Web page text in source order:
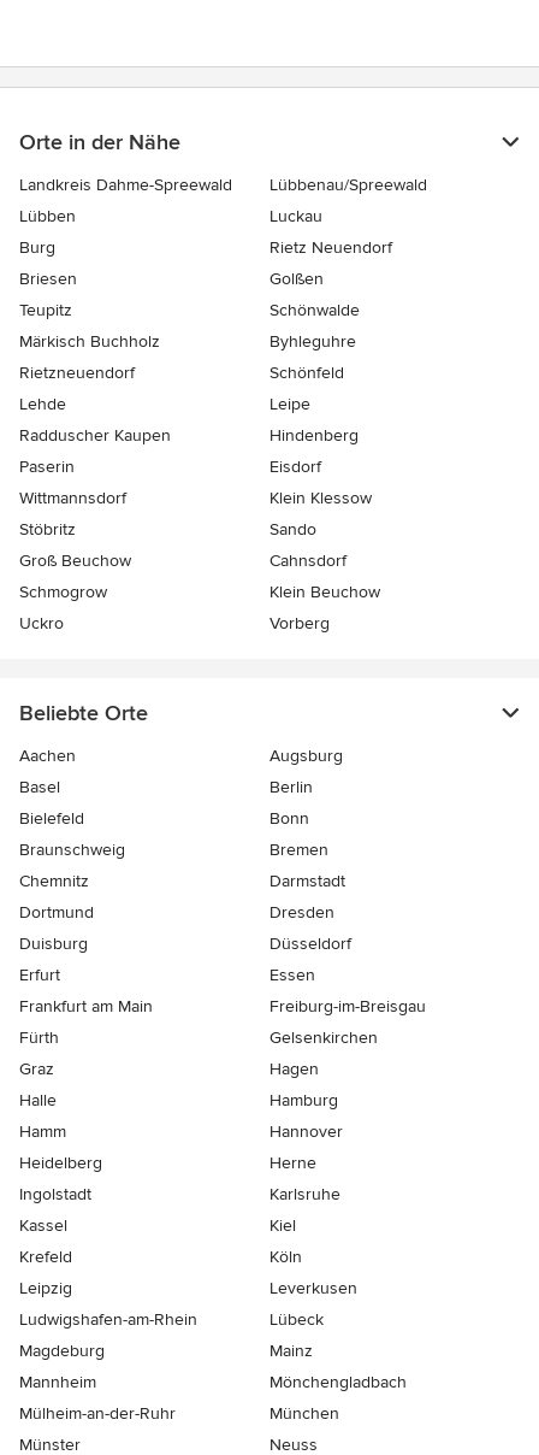
Orte in der Nähe
Landkreis Dahme-Spreewald
Lübbenau/Spreewald
Lübben
Luckau
Burg
Rietz Neuendorf
Briesen
Golßen
Teupitz
Schönwalde
Märkisch Buchholz
Byhleguhre
Rietzneuendorf
Schönfeld
Lehde
Leipe
Radduscher Kaupen
Hindenberg
Paserin
Eisdorf
Wittmannsdorf
Klein Klessow
Stöbritz
Sando
Groß Beuchow
Cahnsdorf
Schmogrow
Klein Beuchow
Uckro
Vorberg
Beliebte Orte
Aachen
Augsburg
Basel
Berlin
Bielefeld
Bonn
Braunschweig
Bremen
Chemnitz
Darmstadt
Dortmund
Dresden
Duisburg
Düsseldorf
Erfurt
Essen
Frankfurt am Main
Freiburg-im-Breisgau
Fürth
Gelsenkirchen
Graz
Hagen
Halle
Hamburg
Hamm
Hannover
Heidelberg
Herne
Ingolstadt
Karlsruhe
Kassel
Kiel
Krefeld
Köln
Leipzig
Leverkusen
Ludwigshafen-am-Rhein
Lübeck
Magdeburg
Mainz
Mannheim
Mönchen­gladbach
Mülheim-an-der-Ruhr
München
Münster
Neuss